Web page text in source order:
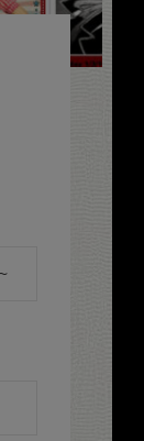
~ΕΠΙΛΕΞΤΕ ΠΟΛΗ, ΕΤΟΣ, ΤΥΠΟ, ΚΑΤΗΓΟΡΙΑ Η ΔΙΟΡΓΑΝΩΤΗ ΑΝΑ ΕΝΟΤΗΤΑ, ΓΙΑ ΣΥΓΚΕΚΡΙΜΕΝΑ ΑΠΟΤΕΛΕΣΜΑΤΑ~